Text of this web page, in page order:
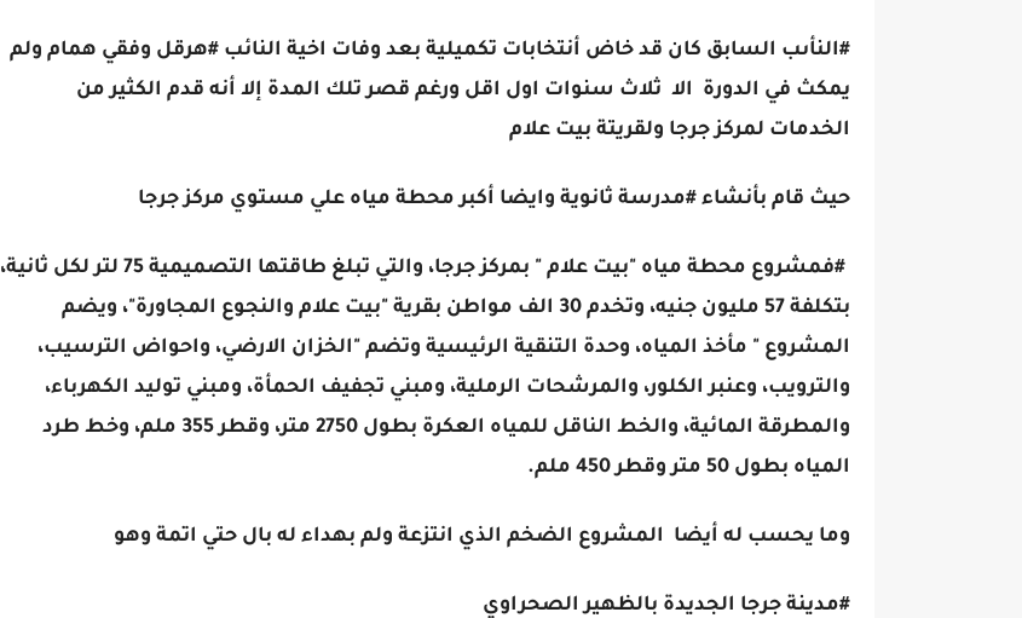
#النأىب السابق كان قد خاض أنتخابات تكميلية بعد وفات اخية النائب #هرقل وفقي همام ولم
يمكث في الدورة الا ثلاث سنوات اول اقل ورغم قصر تلك المدة إلا أنه قدم الكثير من
الخدمات لمركز جرجا ولقريتة بيت علام
حيث قام بأنشاء #مدرسة ثانوية وايضا أكبر محطة مياه علي مستوي مركز جرجا
#فمشروع محطة مياه "بيت علام " بمركز جرجا، والتي تبلغ طاقتها التصميمية 75 لتر لكل ثانية،
بتكلفة 57 مليون جنيه، وتخدم 30 الف مواطن بقرية "بيت علام والنجوع المجاورة"، ويضم
المشروع " مأخذ المياه، وحدة التنقية الرئيسية وتضم "الخزان الارضي، واحواض الترسيب،
والترويب، وعنبر الكلور، والمرشحات الرملية، ومبني تجفيف الحمأة، ومبني توليد الكهرباء،
والمطرقة المائية، والخط الناقل للمياه العكرة بطول 2750 متر، وقطر 355 ملم، وخط طرد
المياه بطول 50 متر وقطر 450 ملم.
وما يحسب له أيضا المشروع الضخم الذي انتزعة ولم بهداء له بال حتي اتمة وهو
#مدينة جرجا الجديدة بالظهير الصحراوي